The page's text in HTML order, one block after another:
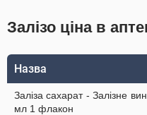
Залізо ціна в
Назва
Заліза сахарат - Залізне
мл 1 флакон